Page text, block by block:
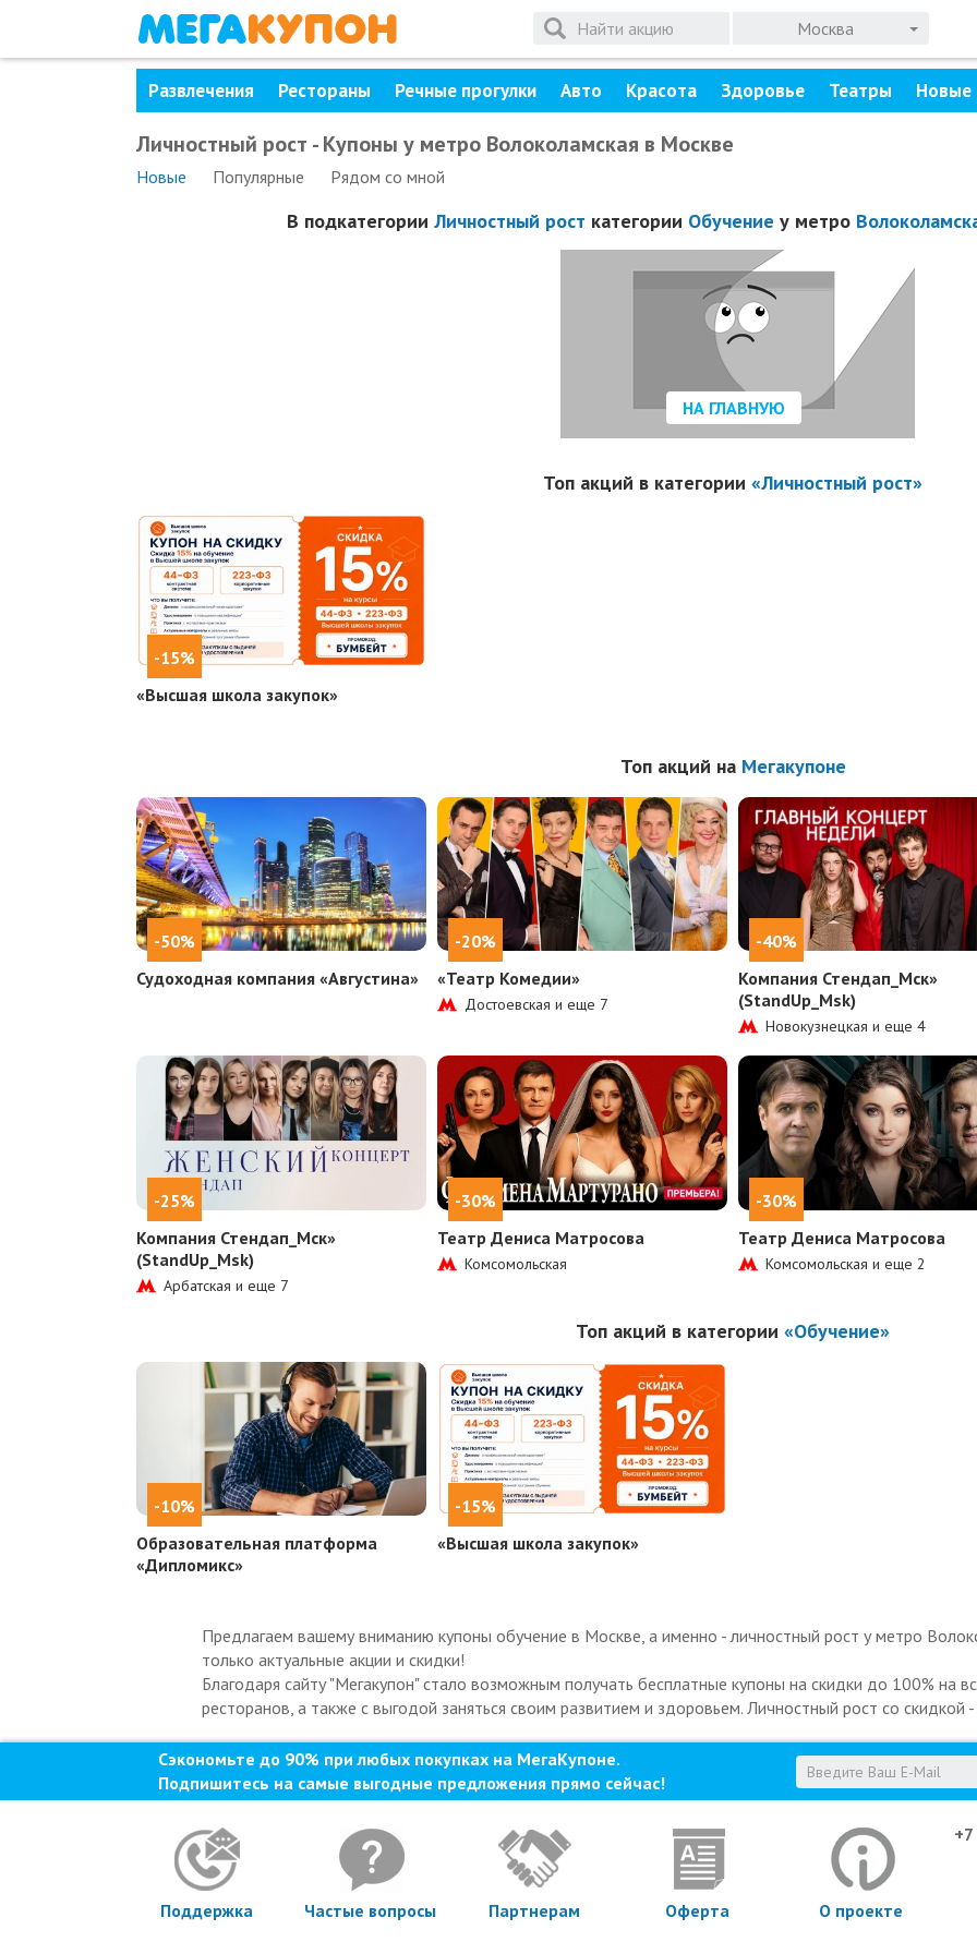
Москва
Развлечения Рестораны Речные прогулки Авто Красота Здоровье Театры Новые
Личностный рост - Купоны у метро Волоколамская в Москве
Новые Популярные Рядом со мной
В подкатегории Личностный рост категории Обучение у метро
НА ГЛАВНУЮ
Топ акций в категории «Личностный рост»
-15%
«Высшая школа закупок»
Топ акций на Мегакупоне
-50%
Судоходная компания «Августина»
-20%
«Театр Комедии»
Достоевская и еще 7
-40%
Компания Стендап_Мск»
(StandUp_Msk)
Новокузнецкая и еще 4
-25%
Компания Стендап_Мск»
(StandUp_Msk)
Арбатская и еще 7
-30%
Театр Дениса Матросова
Комсомольская
-30%
Театр Дениса Матросова
Комсомольская и еще 2
Топ акций в категории «Обучение»
-10%
Образовательная платформа
«Дипломикс»
-15%
«Высшая школа закупок»
Предлагаем вашему вниманию купоны обучение в Москве, а именно - личностный рост у метро
только актуальные акции и скидки!
Благодаря сайту "Мегакупон" стало возможным получать бесплатные купоны на скидки до 100% на
ресторанов, а также с выгодой заняться своим развитием и здоровьем. Личностный рост со скидкой
Сэкономьте до 90% при любых покупках на МегаКупоне.
Подпишитесь на самые выгодные предложения прямо сейчас!
Поддержка Частые вопросы Партнерам Оферта О проекте